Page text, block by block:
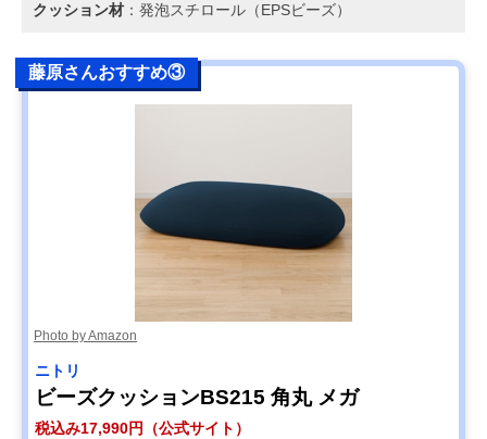
クッション材 ：発泡スチロール（EPSビーズ）
藤原さんおすすめ③
Photo by Amazon
ニトリ
ビーズクッションBS215 角丸 メガ
税込み17,990円（公式サイト）